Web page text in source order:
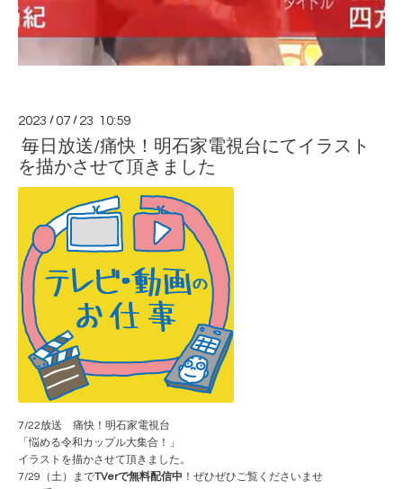
2023 /07 / 23 10:59
毎日放送/痛快！明石家電視台にてイラスト
を描かさせて頂きました
7/22放送 痛快！明石家電視台
「悩める令和カップル大集合！」
イラストを描かさせて頂きました。
7/29（土）までTVerで無料配信中 ！ぜひぜひご覧くださいませ